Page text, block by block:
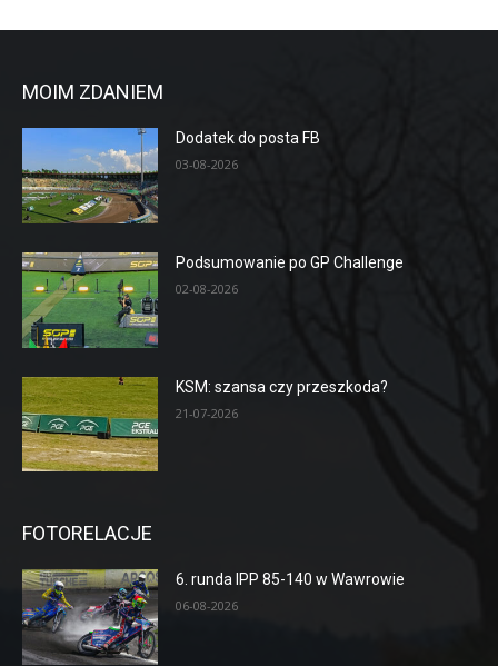
MOIM ZDANIEM
Dodatek do posta FB
03-08-2026
Podsumowanie po GP Challenge
02-08-2026
KSM: szansa czy przeszkoda?
21-07-2026
FOTORELACJE
6. runda IPP 85-140 w Wawrowie
06-08-2026